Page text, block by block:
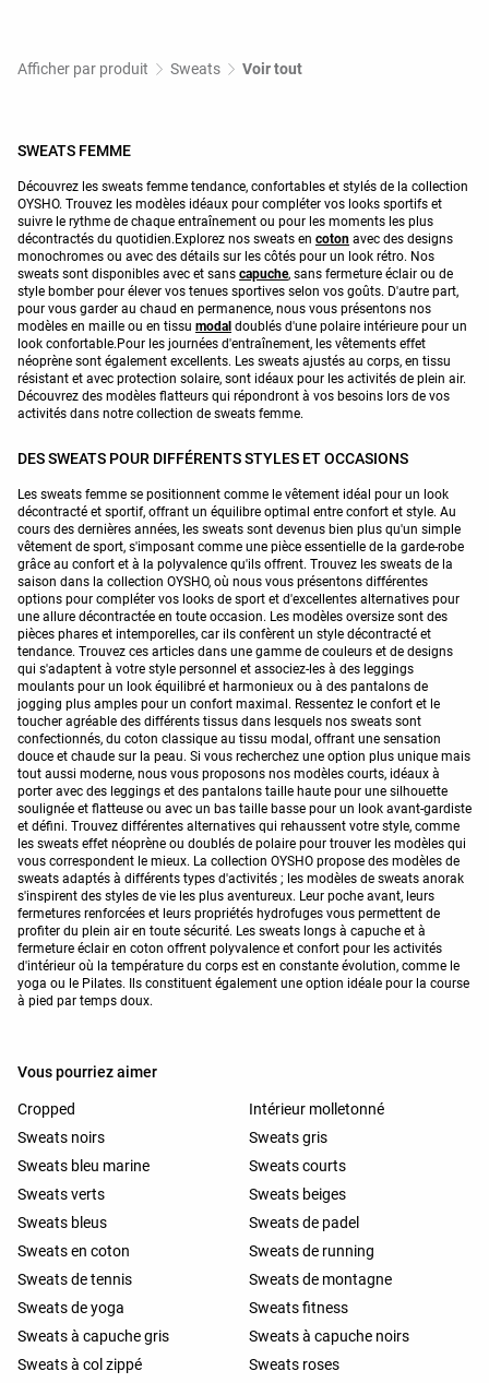
Afficher par produit Sweats Voir tout
SWEATS FEMME
Découvrez les sweats femme tendance, confortables et stylés de la collection
OYSHO. Trouvez les modèles idéaux pour compléter vos looks sportifs et
suivre le rythme de chaque entraînement ou pour les moments les plus
décontractés du quotidien.Explorez nos sweats en coton avec des designs
monochromes ou avec des détails sur les côtés pour un look rétro. Nos
sweats sont disponibles avec et sans capuche, sans fermeture éclair ou de
style bomber pour élever vos tenues sportives selon vos goûts. D'autre part,
pour vous garder au chaud en permanence, nous vous présentons nos
modèles en maille ou en tissu modal doublés d'une polaire intérieure pour un
look confortable.Pour les journées d'entraînement, les vêtements effet
néoprène sont également excellents. Les sweats ajustés au corps, en tissu
résistant et avec protection solaire, sont idéaux pour les activités de plein air.
Découvrez des modèles flatteurs qui répondront à vos besoins lors de vos
activités dans notre collection de sweats femme.
DES SWEATS POUR DIFFÉRENTS STYLES ET OCCASIONS
Les sweats femme se positionnent comme le vêtement idéal pour un look
décontracté et sportif, offrant un équilibre optimal entre confort et style. Au
cours des dernières années, les sweats sont devenus bien plus qu'un simple
vêtement de sport, s'imposant comme une pièce essentielle de la garde-robe
grâce au confort et à la polyvalence qu'ils offrent. Trouvez les sweats de la
saison dans la collection OYSHO, où nous vous présentons différentes
options pour compléter vos looks de sport et d'excellentes alternatives pour
une allure décontractée en toute occasion. Les modèles oversize sont des
pièces phares et intemporelles, car ils confèrent un style décontracté et
tendance. Trouvez ces articles dans une gamme de couleurs et de designs
qui s'adaptent à votre style personnel et associez-les à des leggings
moulants pour un look équilibré et harmonieux ou à des pantalons de
jogging plus amples pour un confort maximal. Ressentez le confort et le
toucher agréable des différents tissus dans lesquels nos sweats sont
confectionnés, du coton classique au tissu modal, offrant une sensation
douce et chaude sur la peau. Si vous recherchez une option plus unique mais
tout aussi moderne, nous vous proposons nos modèles courts, idéaux à
porter avec des leggings et des pantalons taille haute pour une silhouette
soulignée et flatteuse ou avec un bas taille basse pour un look avant-gardiste
et défini. Trouvez différentes alternatives qui rehaussent votre style, comme
les sweats effet néoprène ou doublés de polaire pour trouver les modèles qui
vous correspondent le mieux. La collection OYSHO propose des modèles de
sweats adaptés à différents types d'activités ; les modèles de sweats anorak
s'inspirent des styles de vie les plus aventureux. Leur poche avant, leurs
fermetures renforcées et leurs propriétés hydrofuges vous permettent de
profiter du plein air en toute sécurité. Les sweats longs à capuche et à
fermeture éclair en coton offrent polyvalence et confort pour les activités
d'intérieur où la température du corps est en constante évolution, comme le
yoga ou le Pilates. Ils constituent également une option idéale pour la course
à pied par temps doux.
Vous pourriez aimer
Cropped
Intérieur molletonné
Sweats noirs
Sweats gris
Sweats bleu marine
Sweats courts
Sweats verts
Sweats beiges
Sweats bleus
Sweats de padel
Sweats en coton
Sweats de running
Sweats de tennis
Sweats de montagne
Sweats de yoga
Sweats fitness
Sweats à capuche gris
Sweats à capuche noirs
Sweats à col zippé
Sweats roses